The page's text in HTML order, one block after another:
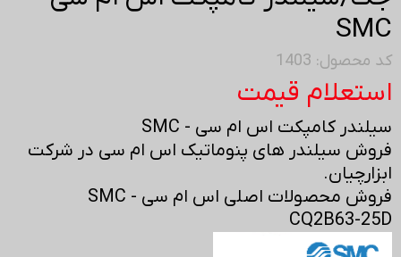
SMC
کد محصول: 1403
استعلام قیمت
سیلندر کامپکت اس ام سی - SMC
فروش سیلندر های پنوماتیک اس ام سی در شرکت
ابزارچیان.
فروش محصولات اصلی اس ام سی - SMC
CQ2B63-25D